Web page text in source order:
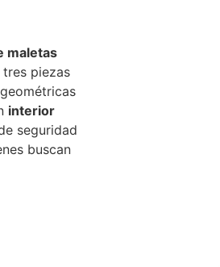
maletas
piezas
interior
seguridad
buscan